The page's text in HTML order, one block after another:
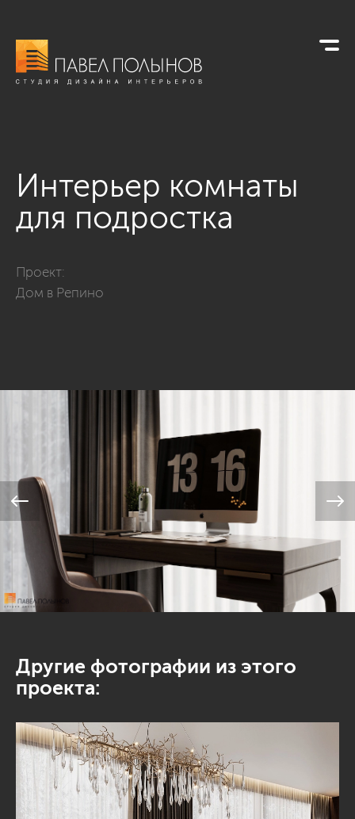
Интерьер комнаты
для подростка
Проект:
Дом в Репино
Другие фотографии из этого
проекта: